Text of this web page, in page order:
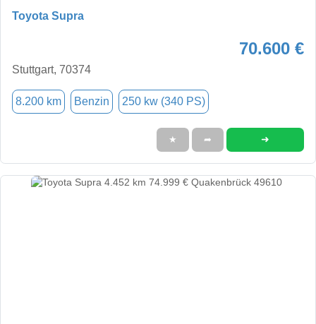
Toyota Supra
70.600 €
Stuttgart, 70374
8.200 km Benzin 250 kw (340 PS)
★ ➦ ➜